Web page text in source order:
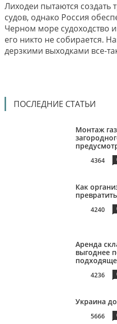
Лиходеи пытаются создать
судов, однако Россия
Черном море судоходство
его никто не собирается.
дерзкими выходками все-
ПОСЛЕДНИЕ СТАТЬИ
Монтаж
4364
Как
4240
Аренда
выгоднее
4236
Украина
5666